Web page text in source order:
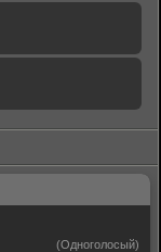
(Одноголосый)